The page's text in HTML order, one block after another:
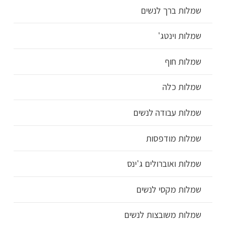
שמלות ברך לנשים
שמלות וינטג'
שמלות חוף
שמלות כלה
שמלות עבודה לנשים
שמלות מודפסות
שמלות ואוברולים ג'ינס
שמלות מקסי לנשים
שמלות משובצות לנשים